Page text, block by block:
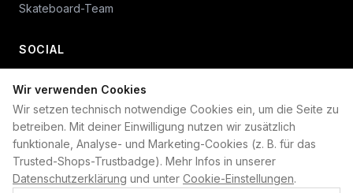
Wir verwenden Cookies
Wir setzen technisch notwendige Cookies ein, um die Seite zu
betreiben. Mit deiner Einwilligung nutzen wir zusätzlich
funktionale, Analyse- und Marketing-Cookies (z. B. für das
Trusted-Shops-Trustbadge). Mehr Infos in unserer
Datenschutzerklärung und unter Cookie-Einstellungen.
Skateboard-Team
SOCIAL
+49 234 687 00 38
shop@plan-b-funsport.de
Sichere Zahlung mit: